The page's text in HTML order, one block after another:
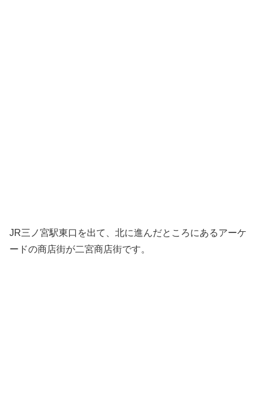
JR三ノ宮駅東口を出て、北に進んだところにあるアーケ
ードの商店街が二宮商店街です。